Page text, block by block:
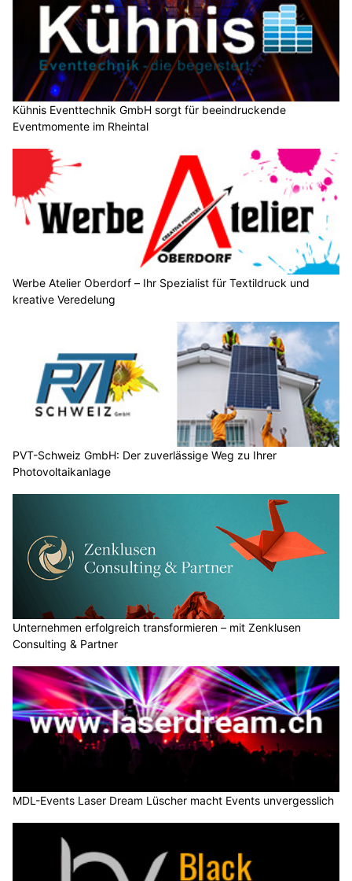
Kühnis Eventtechnik GmbH sorgt für beeindruckende
Eventmomente im Rheintal
Werbe Atelier Oberdorf – Ihr Spezialist für Textildruck und
kreative Veredelung
PVT-Schweiz GmbH: Der zuverlässige Weg zu Ihrer
Photovoltaikanlage
Unternehmen erfolgreich transformieren – mit Zenklusen
Consulting & Partner
MDL-Events Laser Dream Lüscher macht Events unvergesslich